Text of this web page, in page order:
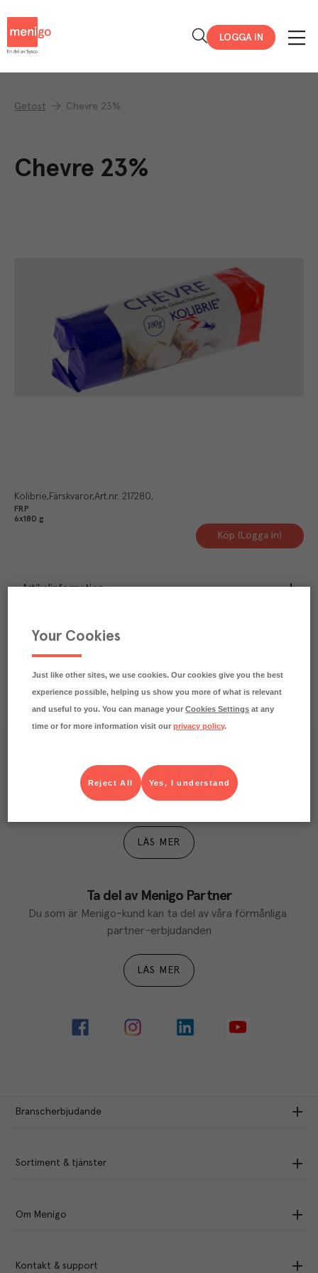
LOGGA IN
Getost Chevre 23%
Chevre 23%
Kolibrie Färskvaror Art.nr. 217280
FRP
6x180 g
Köp (Logga in)
Artikelinformation
Våra kundtidningar
Läs inspirerande reportage, matnyttiga artiklar och
ta del av aktuella kampanjer.
LÄS MER
Ta del av Menigo Partner
Du som är Menigo-kund kan ta del av våra förmånliga
partner-erbjudanden
LÄS MER
Branscherbjudande
Sortiment & tjänster
Om Menigo
Kontakt & support
Your Cookies
Just like other sites, we use cookies. Our cookies give you the best
experience possible, helping us show you more of what is relevant
and useful to you. You can manage yourCookies Settings at any
time or for more information visit ourprivacy policy.
Yes, I understand
Reject All